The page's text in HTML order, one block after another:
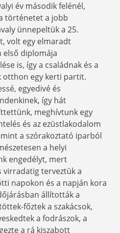
év második felénél,
történetet a jobb
ünnepeltük a 25.
volt egy elmaradt
első diplomája
is, így a családnak és a
otthon egy kerti partit.
egyedivé és
így hát
meghívtunk egy
és az ezüstlakodalom
a szórakoztató iparból
a helyi
engedélyt, mert
terveztük a
napokon és a napján kora
állították a
főztek a szakácsok,
a fodrászok, a
a rá kiszabott